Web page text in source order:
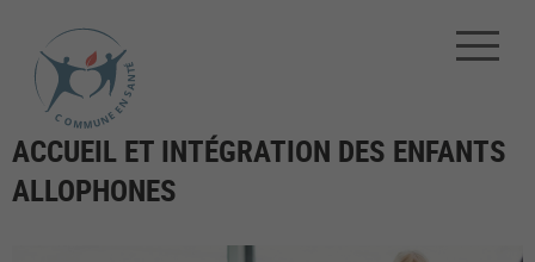
ACCUEIL ET INTÉGRATION DES ENFANTS
ALLOPHONES